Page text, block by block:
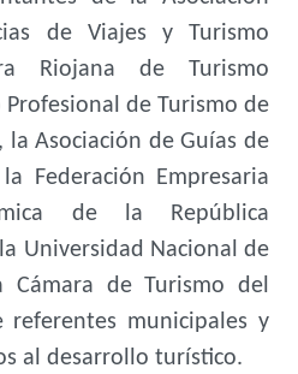
de Viajes y Turismo
Riojana de Turismo
Profesional de Turismo de
la Asociación de Guías de
Federación Empresaria
de la República
Universidad Nacional de
Cámara de Turismo del
referentes municipales y
al desarrollo turístico.